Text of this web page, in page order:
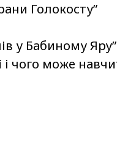
Голокосту”
у Бабиному Яру”
і чого може